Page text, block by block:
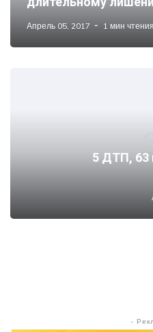
Апрель 05, 2017 1 мин чтения
5 ДТП, 63
-